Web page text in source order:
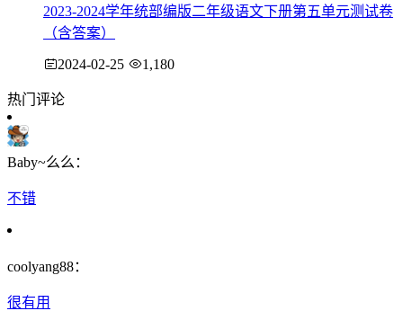
2023-2024学年统部编版二年级语文下册第五单元测试卷
（含答案）
2024-02-25 1,180
热门评论
Baby~么么：
不错
coolyang88：
很有用